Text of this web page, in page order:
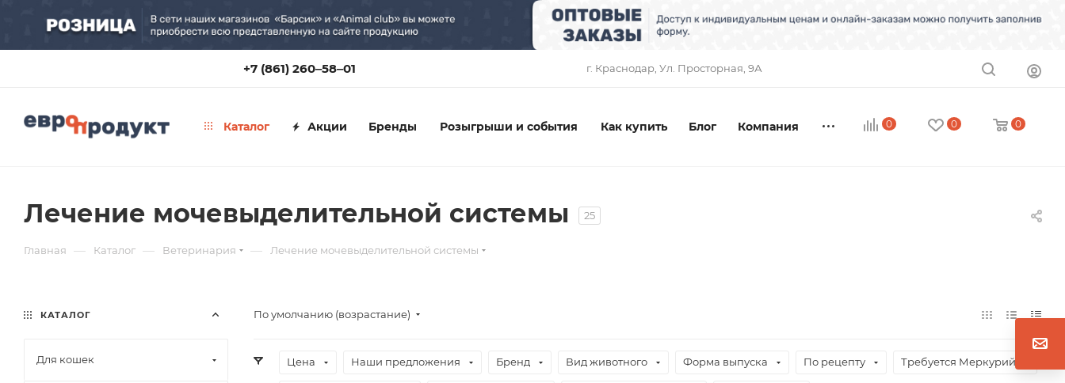
+7 (861) 260‒58‒01 г. Краснодар, ​Ул. Просторная, 9А
0 0 0
Каталог Акции Бренды Розыгрыши и события Как купить Блог Компания
Лечение мочевыделительной системы 25
Главная — Каталог — Ветеринария — Лечение мочевыделительной системы
По умолчанию (возрастание)
Цена Наши предложения Бренд Вид животного Форма выпуска По рецепту Требуется Меркурий
КАТАЛОГ
Для кошек